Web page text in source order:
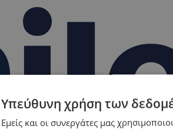
Υπεύθυνη χρήση των
Εμείς και οι συνεργάτες μας